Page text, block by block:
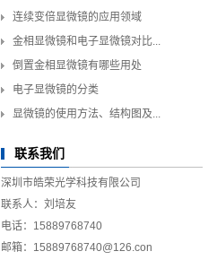
连续变倍显微镜的应用领域
金相显微镜和电子显微镜对比...
倒置金相显微镜有哪些用处
电子显微镜的分类
显微镜的使用方法、结构图及...
联系我们
深圳市皓荣光学科技有限公司
联系人：刘培友
电话：15889768740
邮箱：15889768740@126.con